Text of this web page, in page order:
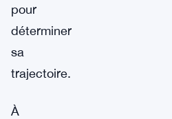
pour
déterminer
sa
trajectoire.
À